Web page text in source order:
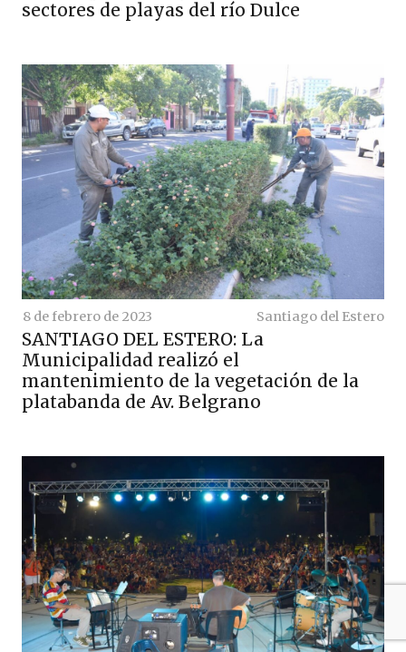
sectores de playas del río Dulce
8 de febrero de 2023 Santiago del Estero
SANTIAGO DEL ESTERO: La
Municipalidad realizó el
mantenimiento de la vegetación de la
platabanda de Av. Belgrano